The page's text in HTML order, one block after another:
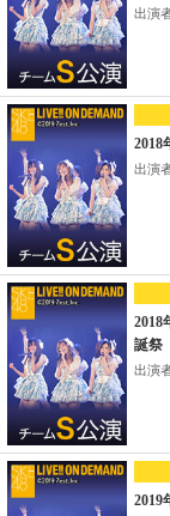
出演
2018
出演
2018
誕祭
出演
2019